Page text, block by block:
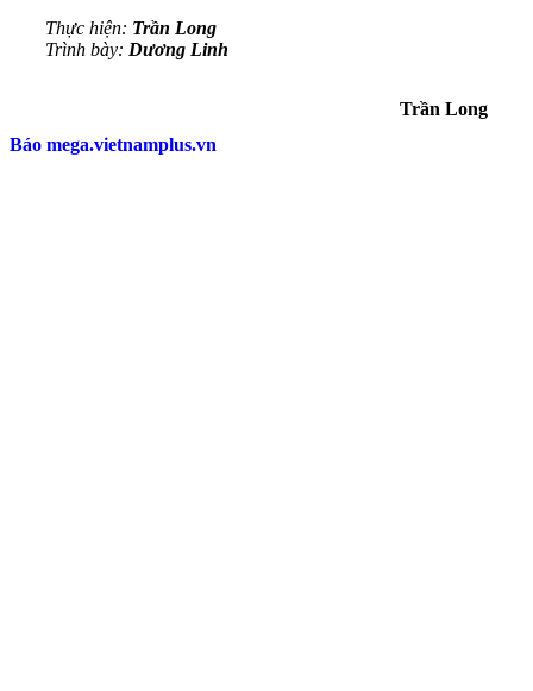
Thực hiện: Trần Long
Trình bày: Dương Linh
Trần Long
Báo mega.vietnamplus.vn